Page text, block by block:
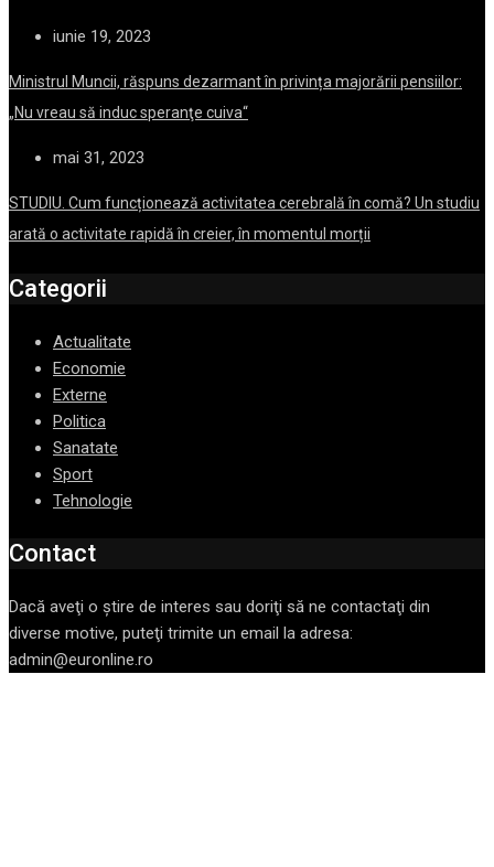
iunie 19, 2023
Ministrul Muncii, răspuns dezarmant în privința majorării pensiilor:
„Nu vreau să induc speranţe cuiva“
mai 31, 2023
STUDIU. Cum funcționează activitatea cerebrală în comă? Un studiu
arată o activitate rapidă în creier, în momentul morții
Categorii
Actualitate
Economie
Externe
Politica
Sanatate
Sport
Tehnologie
Contact
Dacă aveţi o ştire de interes sau doriţi să ne contactaţi din
diverse motive, puteţi trimite un email la adresa:
admin@euronline.ro